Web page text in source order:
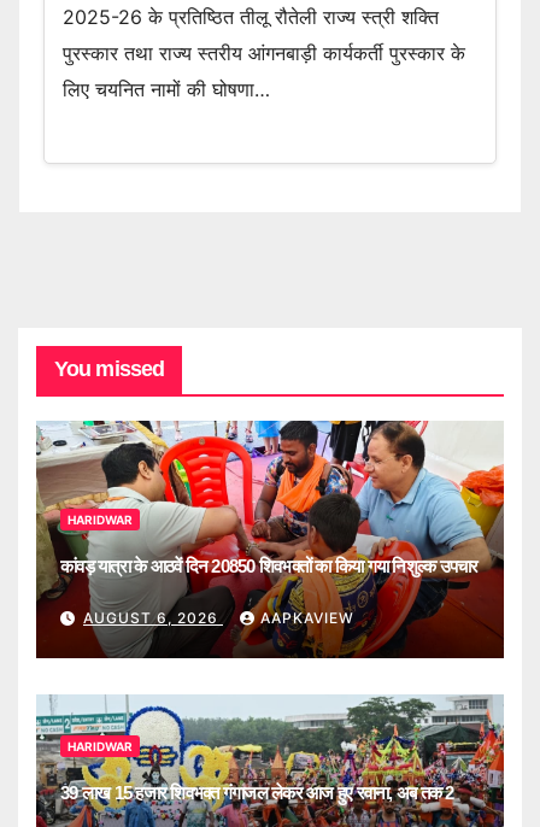
2025-26 के प्रतिष्ठित तीलू रौतेली राज्य स्त्री शक्ति
पुरस्कार तथा राज्य स्तरीय आंगनबाड़ी कार्यकर्ती पुरस्कार के
लिए चयनित नामों की घोषणा…
You missed
HARIDWAR
कांवड़ यात्रा के आठवें दिन 20850 शिवभक्तों का किया गया निशुल्क उपचार
AUGUST 6, 2026 AAPKAVIEW
HARIDWAR
39 लाख 15 हजार शिवभक्त गंगाजल लेकर आज हुए रवाना, अब तक 2